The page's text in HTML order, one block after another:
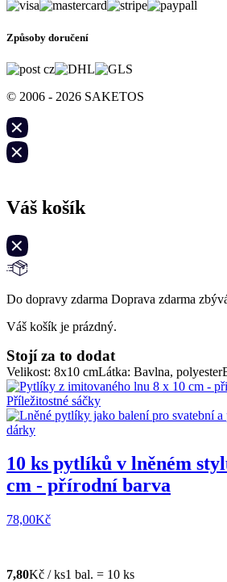
Způsoby doručení
© 2006 - 2026 SAKETOS
Váš košík
Do dopravy zdarma Doprava zdarma
Váš košík je prázdný.
Stojí za to dodat
Velikost: 8x10 cmLátka: Bavlna, polyester
10 ks pytlíků v lněném
cm - přírodní barva
78,00Kč
7,80Kč / ks1 bal. = 10 ks